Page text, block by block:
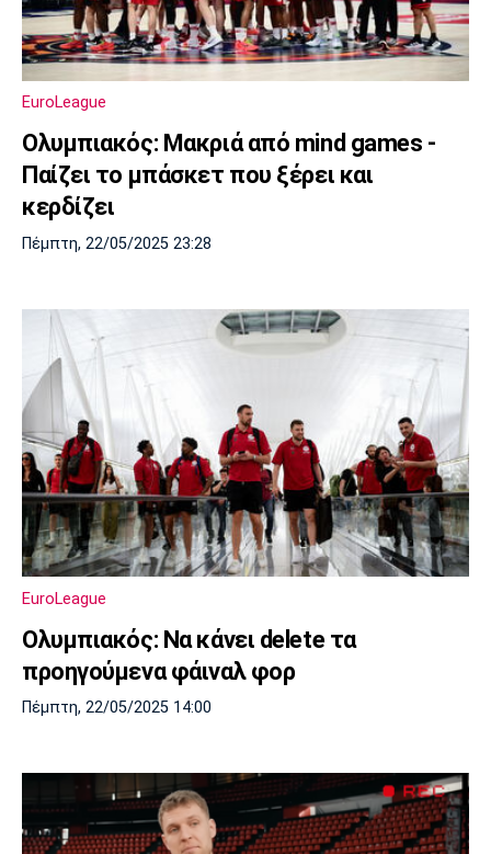
EuroLeague
Ολυμπιακός: Μακριά από mind games -
Παίζει το μπάσκετ που ξέρει και
κερδίζει
Πέμπτη, 22/05/2025 23:28
EuroLeague
Ολυμπιακός: Να κάνει delete τα
προηγούμενα φάιναλ φορ
Πέμπτη, 22/05/2025 14:00